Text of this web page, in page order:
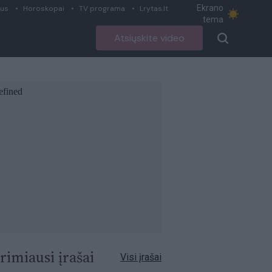
Horoskopai TV programa Lrytas.lt
Ekrano
tema
Atsiųskite video
įrašai Visi įrašai